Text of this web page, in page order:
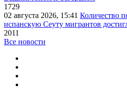
1729
02 августа 2026, 15:41 Количество
испанскую Сеуту мигрантов
2011
Все новости